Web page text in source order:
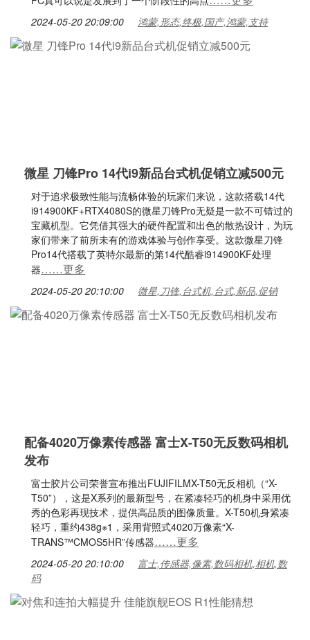
2024-05-20 20:09:00 鸿蒙,形态,终极,国产,鸿蒙,支持
微星 刀锋Pro 14代i9新品台式机促销立减500元
对于追求极致性能与流畅体验的玩家们来说，这款搭载14代
i914900KF+RTX4080S的微星刀锋Pro无疑是一款不可错过的
宝藏机型。它凭借其强大的硬件配置和出色的散热设计，为玩
家们带来了前所未有的游戏体验与创作享受。这款微星刀锋
Pro14代搭载了英特尔最新的第14代酷睿i914900KF处理
器……更多
2024-05-20 20:10:00 微星,刀锋,台式机,台式,新品,促销
配备4020万像素传感器 富士X-T50无反数码相机
发布
富士胶片公司荣誉宣布推出FUJIFILMX-T50无反相机（“X-
T50”），这是X系列的最新型号，在紧凑轻巧的机身中采用优
秀的色彩再现技术，提供高品质的图像质量。X-T50机身紧凑
轻巧，重约438g※1，采用背照式4020万像素“X-
TRANS™CMOS5HR”传感器……更多
2024-05-20 20:10:00
富士,传感器,像素,数码相机,相机,数
码